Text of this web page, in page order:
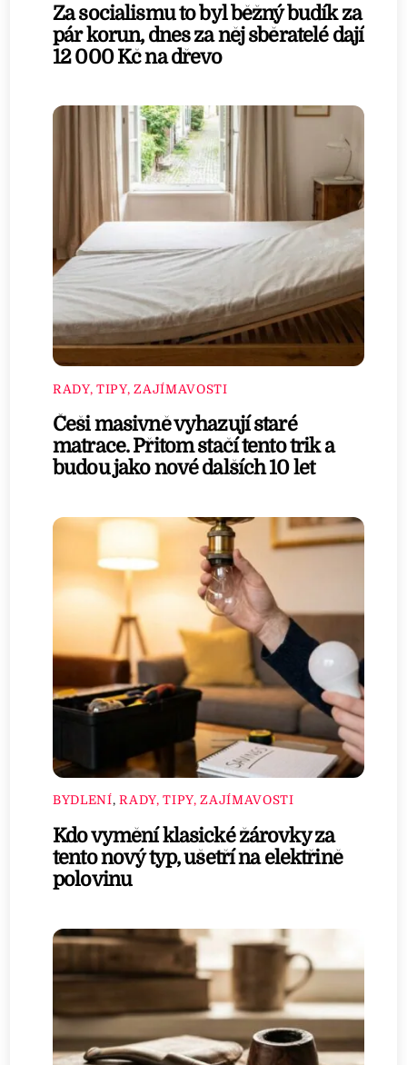
Za socialismu to byl běžný budík za
pár korun, dnes za něj sběratelé dají
12 000 Kč na dřevo
RADY, TIPY, ZAJÍMAVOSTI
Češi masivně vyhazují staré
matrace. Přitom stačí tento trik a
budou jako nové dalších 10 let
BYDLENÍ,RADY, TIPY, ZAJÍMAVOSTI
Kdo vymění klasické žárovky za
tento nový typ, ušetří na elektřině
polovinu